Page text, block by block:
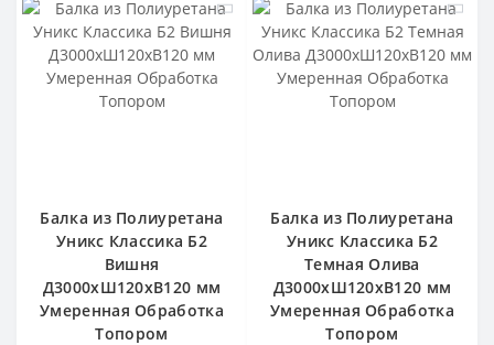
Балка из Полиуретана
Уникс Классика Б2
Вишня
Д3000хШ120хВ120 мм
Умеренная Обработка
Топором
Балка из Полиуретана
Уникс Классика Б2
Темная Олива
Д3000хШ120хВ120 мм
Умеренная Обработка
Топором